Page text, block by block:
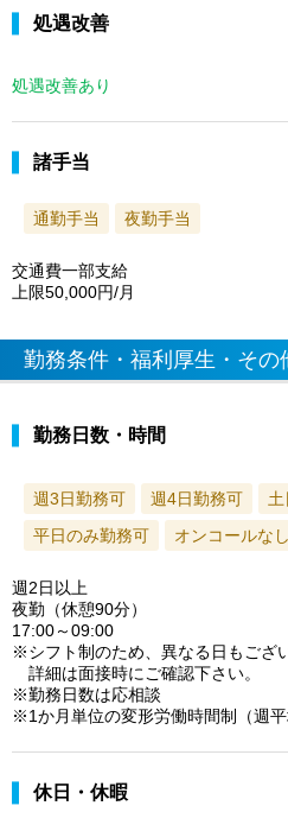
処遇改善
処遇改善あり
諸手当
通勤手当 夜勤手当
交通費一部支給
上限50,000円/月
勤務条件・福利厚生・その
勤務日数・時間
週3日勤務可 週4日勤務可
平日のみ勤務可
オンコールなし
週2日以上
夜勤（休憩90分）
17:00～09:00
※シフト制のため、異なる日もござ
詳細は面接時にご確認下さい。
※勤務日数は応相談
※1か月単位の変形労働時間制（週平
休日・休暇